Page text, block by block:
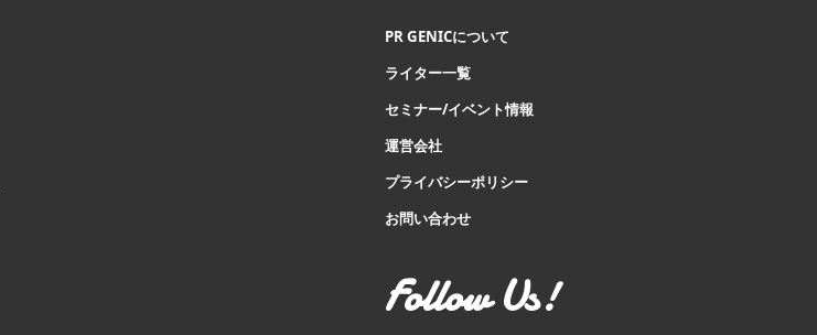
PR GENICについて
ライター一覧
セミナー/イベント情報
運営会社
プライバシーポリシー
お問い合わせ
Follow Us!